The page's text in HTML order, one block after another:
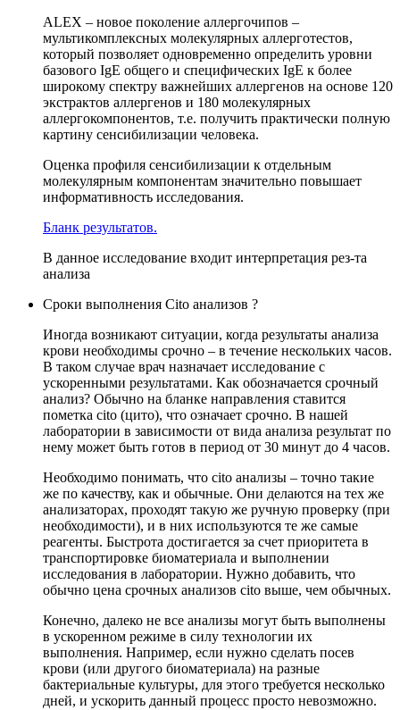
ALEX – новое поколение аллергочипов –
мультикомплексных молекулярных аллерготестов,
который позволяет одновременно определить уровни
базового IgE общего и специфических IgE к более
широкому спектру важнейших аллергенов на основе 120
экстрактов аллергенов и 180 молекулярных
аллергокомпонентов, т.е. получить практически полную
картину сенсибилизации человека.
Оценка профиля сенсибилизации к отдельным
молекулярным компонентам значительно повышает
информативность исследования.
Бланк результатов.
В данное исследование входит интерпретация рез-та
анализа
Сроки выполнения Cito анализов ?
Иногда возникают ситуации, когда результаты анализа
крови необходимы срочно – в течение нескольких часов.
В таком случае врач назначает исследование с
ускоренными результатами. Как обозначается срочный
анализ? Обычно на бланке направления ставится
пометка cito (цито), что означает срочно. В нашей
лаборатории в зависимости от вида анализа результат по
нему может быть готов в период от 30 минут до 4 часов.
Необходимо понимать, что cito анализы – точно такие
же по качеству, как и обычные. Они делаются на тех же
анализаторах, проходят такую же ручную проверку (при
необходимости), и в них используются те же самые
реагенты. Быстрота достигается за счет приоритета в
транспортировке биоматериала и выполнении
исследования в лаборатории. Нужно добавить, что
обычно цена срочных анализов cito выше, чем обычных.
Конечно, далеко не все анализы могут быть выполнены
в ускоренном режиме в силу технологии их
выполнения. Например, если нужно сделать посев
крови (или другого биоматериала) на разные
бактериальные культуры, для этого требуется несколько
дней, и ускорить данный процесс просто невозможно.